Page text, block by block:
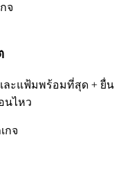
จ
ละแฟ้มพร้อมที่สุด + ยื่น
นไหว
กจ